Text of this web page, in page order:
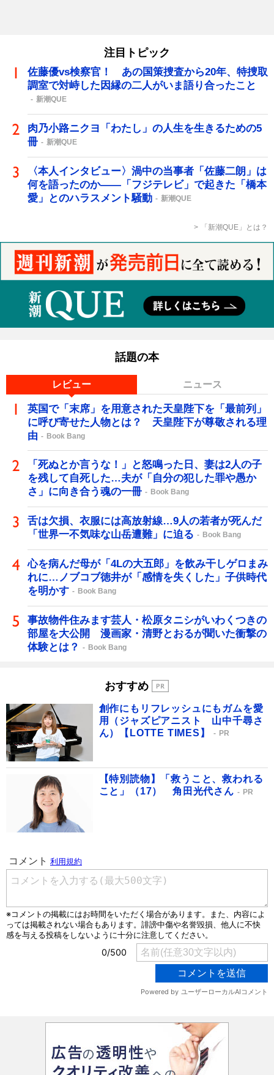
注目トピック
佐藤優vs検察官！ あの国策捜査から20年、特捜取
調室で対峙した因縁の二人がいま語り合ったこと
新潮QUE
肉乃小路ニクヨ「わたし」の人生を生きるための5
冊
新潮QUE
〈本人インタビュー〉渦中の当事者「佐藤二朗」は
何を語ったのか――「フジテレビ」で起きた「橋本
愛」とのハラスメント騒動
新潮QUE
「新潮QUE」とは？
話題の本
レビュー ニュース
英国で「末席」を用意された天皇陛下を「最前列」
に呼び寄せた人物とは？ 天皇陛下が尊敬される理
由
Book Bang
「死ぬとか言うな！」と怒鳴った日、妻は2人の子
を残して自死した…夫が「自分の犯した罪や愚か
さ」に向き合う魂の一冊
Book Bang
舌は欠損、衣服には高放射線…9人の若者が死んだ
「世界一不気味な山岳遭難」に迫る
Book Bang
心を病んだ母が「4Lの大五郎」を飲み干しゲロまみ
れに…ノブコブ徳井が「感情を失くした」子供時代
を明かす
Book Bang
事故物件住みます芸人・松原タニシがいわくつきの
部屋を大公開 漫画家・清野とおるが聞いた衝撃の
体験とは？
Book Bang
おすすめ
創作にもリフレッシュにもガムを愛
用（ジャズピアニスト 山中千尋さ
ん）【LOTTE TIMES】
PR
【特別読物】「救うこと、救われる
こと」（17） 角田光代さん
PR